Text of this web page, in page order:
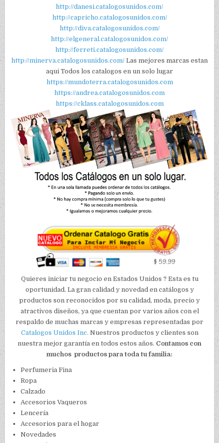
http://danesi.catalogosunidos.com/
http://capricho.catalogosunidos.com/
http://diva.catalogosunidos.com/
http://elgeneral.catalogosunidos.com/
http://ferreti.catalogosunidos.com/
http://minerva.catalogosunidos.com/ Las mejores marcas estan
aqui Todos los catalogos en un solo lugar
https://mundoterra.catalogosunidos.com
https://andrea.catalogosunidos.com
https://cklass.catalogosunidos.com
Quieres iniciar tu negocio en Estados Unidos ? Esta es tu
oportunidad. La gran calidad y novedad en catálogos y
productos son reconocidos por su calidad, moda, precio y
atractivos diseños, ya que cuentan por varios años con el
respaldo de muchas marcas y empresas representadas por
Catalogos Unidos Inc. Nuestros productos y clientes son
nuestra mejor garantía en todos estos años. Contamos con
muchos productos para toda tu familia:
Perfumeria Fina
Ropa
Calzado
Accesorios Vaqueros
Lencería
Accesorios para el hogar
Novedades